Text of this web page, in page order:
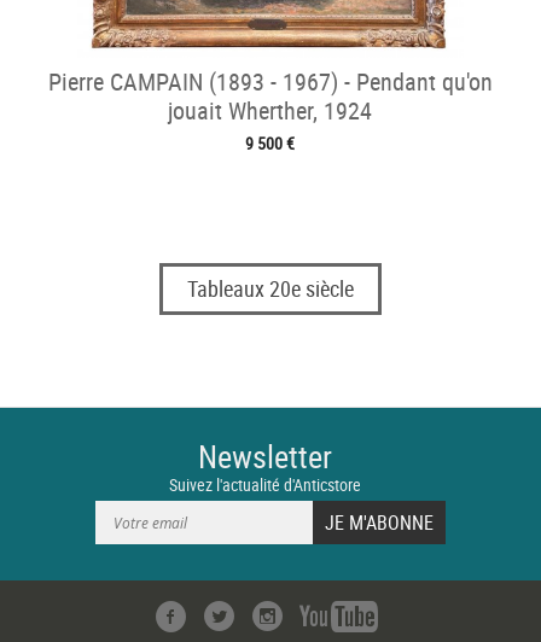
Pierre CAMPAIN (1893 - 1967) - Pendant qu'on
jouait Wherther, 1924
9 500 €
Tableaux 20e siècle
Newsletter
Suivez l'actualité d'Anticstore